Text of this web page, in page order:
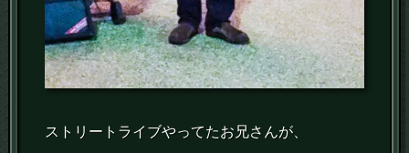
ストリートライブやってたお兄さんが、